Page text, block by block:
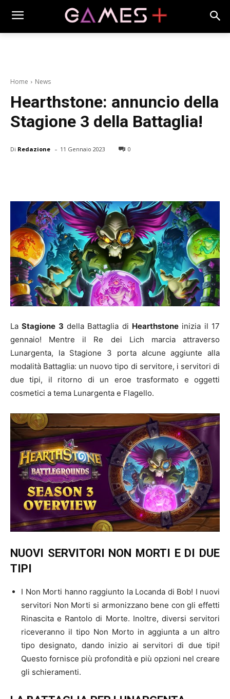
Home News
Hearthstone: annuncio della
Stagione 3 della Battaglia!
Di Redazione - 11 Gennaio 2023 0
LaStagione 3 della Battaglia di Hearthstone inizia il 17
gennaio! Mentre il Re dei Lich marcia attraverso
Lunargenta, la Stagione 3 porta alcune aggiunte alla
modalità Battaglia: un nuovo tipo di servitore, i servitori di
due tipi, il ritorno di un eroe trasformato e oggetti
cosmetici a tema Lunargenta e Flagello.
NUOVI SERVITORI NON MORTI E DI DUE
TIPI
I Non Morti hanno raggiunto la Locanda di Bob! I nuovi
servitori Non Morti si armonizzano bene con gli effetti
Rinascita e Rantolo di Morte. Inoltre, diversi servitori
riceveranno il tipo Non Morto in aggiunta a un altro
tipo designato, dando inizio ai servitori di due tipi!
Questo fornisce più profondità e più opzioni nel creare
gli schieramenti.